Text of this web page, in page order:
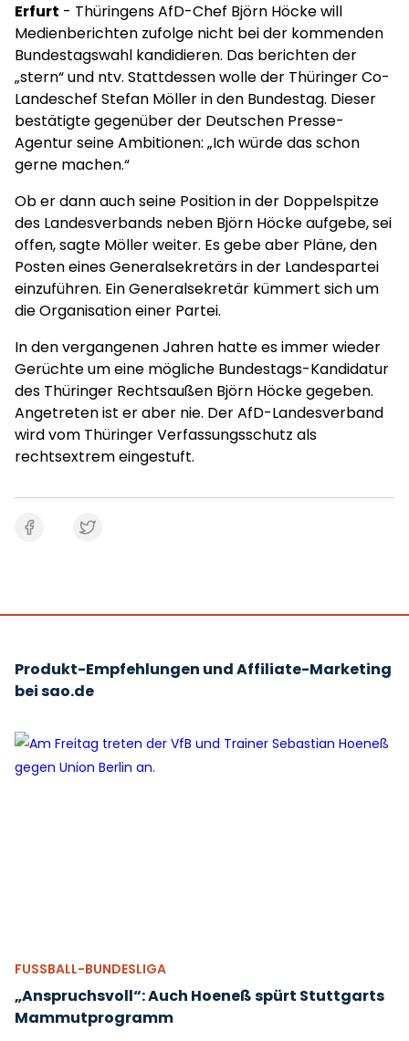
Erfurt - Thüringens AfD-Chef Björn Höcke will
Medienberichten zufolge nicht bei der kommenden
Bundestagswahl kandidieren. Das berichten der
„stern“ und ntv. Stattdessen wolle der Thüringer Co-
Landeschef Stefan Möller in den Bundestag. Dieser
bestätigte gegenüber der Deutschen Presse-
Agentur seine Ambitionen: „Ich würde das schon
gerne machen.“
Ob er dann auch seine Position in der Doppelspitze
des Landesverbands neben Björn Höcke aufgebe, sei
offen, sagte Möller weiter. Es gebe aber Pläne, den
Posten eines Generalsekretärs in der Landespartei
einzuführen. Ein Generalsekretär kümmert sich um
die Organisation einer Partei.
In den vergangenen Jahren hatte es immer wieder
Gerüchte um eine mögliche Bundestags-Kandidatur
des Thüringer Rechtsaußen Björn Höcke gegeben.
Angetreten ist er aber nie. Der AfD-Landesverband
wird vom Thüringer Verfassungsschutz als
rechtsextrem eingestuft.
Produkt-Empfehlungen und Affiliate-Marketing
bei sao.de
FUSSBALL-BUNDESLIGA
„Anspruchsvoll“: Auch Hoeneß spürt Stuttgarts
Mammutprogramm